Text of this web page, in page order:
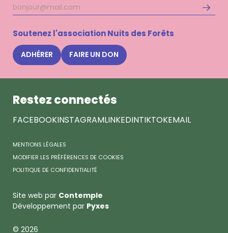
Adresse
mail
Soutenez l'association Nuits des Forêts
ADHÉRER FAIRE UN DON
Restez connectés
FACEBOOKINSTAGRAMLINKEDINTIKTOKEMAIL
MENTIONS LÉGALES
MODIFIER LES PRÉFÉRENCES DE COOKIES
POLITIQUE DE CONFIDENTIALITÉ
Site web par Contemple
Développement par Pyxes
© 2026